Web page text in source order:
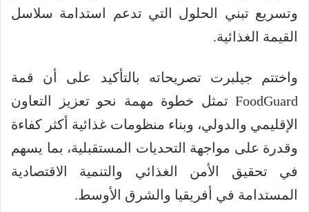
وتسريع تبني الحلول التي تدعم استدامة سلاسل
القيمة الغذائية.
واختتم جيلبرت تصريحاته بالتأكيد على أن قمة
FoodGuard تمثل خطوة مهمة نحو تعزيز التعاون
الإقليمي والدولي، وبناء منظومات غذائية أكثر كفاءة
وقدرة على مواجهة التحديات المستقبلية، بما يسهم
في تحقيق الأمن الغذائي والتنمية الاقتصادية
المستدامة في أفريقيا والشرق الأوسط.